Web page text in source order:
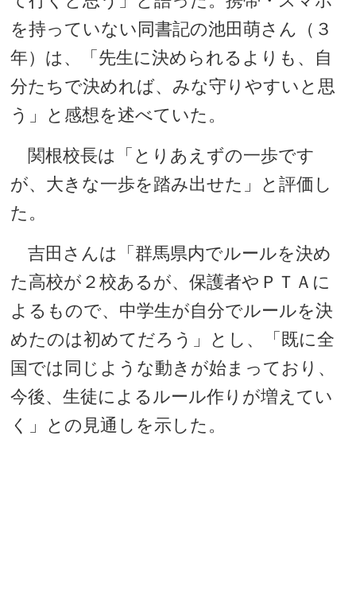
を持っていない同書記の池田萌さん（３
年）は、「先生に決められるよりも、自
分たちで決めれば、みな守りやすいと思
う」と感想を述べていた。
関根校長は「とりあえずの一歩です
が、大きな一歩を踏み出せた」と評価し
た。
吉田さんは「群馬県内でルールを決め
た高校が２校あるが、保護者やＰＴＡに
よるもので、中学生が自分でルールを決
めたのは初めてだろう」とし、「既に全
国では同じような動きが始まっており、
今後、生徒によるルール作りが増えてい
く」との見通しを示した。